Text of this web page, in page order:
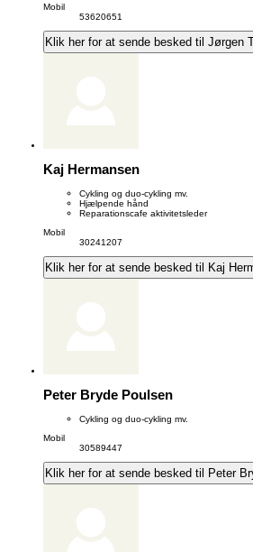
Mobil
53620651
Klik her for at sende besked til Jørgen
Kaj Hermansen
Cykling og duo-cykling mv.
Hjælpende hånd
Reparationscafe aktivitetsleder
Mobil
30241207
Klik her for at sende besked til Kaj
Peter Bryde Poulsen
Cykling og duo-cykling mv.
Mobil
30589447
Klik her for at sende besked til Peter